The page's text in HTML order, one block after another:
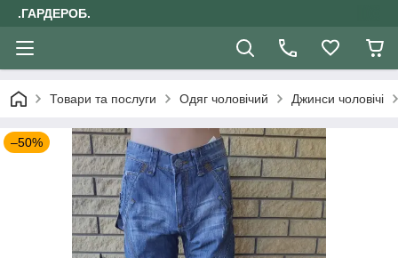
.ГАРДЕРОБ.
Товари та послуги Одяг чоловічий Джинси чоловічі
–50%